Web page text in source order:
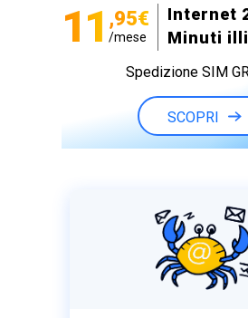
11 ,95€
/mese
Internet
Minuti
Spedizione SIM
SCOPRI